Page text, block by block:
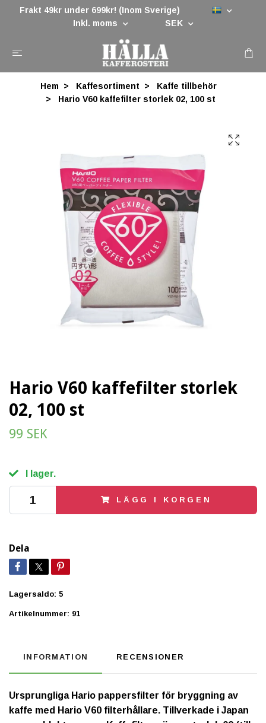
Frakt 49kr under 699kr! (Inom Sverige)
Inkl. moms
SEK
Hem Kaffesortiment
Kaffe tillbehör
Hario V60 kaffefilter storlek 02, 100 st
Hario V60 kaffefilter storlek
02, 100 st
99 SEK
I lager.
LÄGG I KORGEN
Dela
Lagersaldo: 5
Artikelnummer: 91
INFORMATION RECENSIONER
Ursprungliga Hario pappersfilter för bryggning av
kaffe med Hario V60 filterhållare. Tillverkade i Japan